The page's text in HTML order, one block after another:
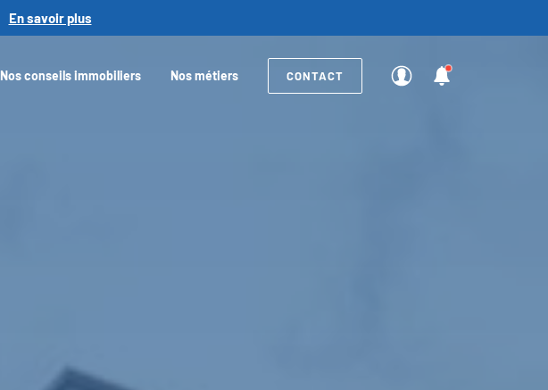
En savoir plus
Nos conseils immobiliers Nos métiers CONTACT